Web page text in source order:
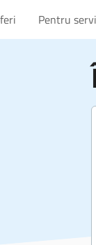
Pentru